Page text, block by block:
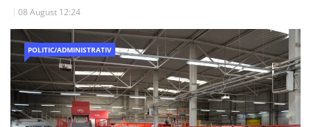
08 August 12:24
POLITIC/ADMINISTRATIV